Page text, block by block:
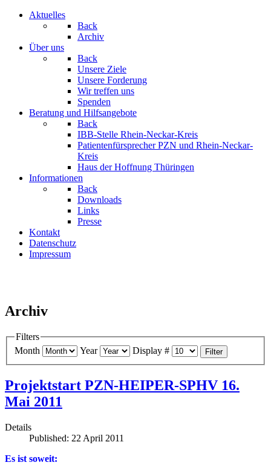
Aktuelles
Back
Archiv
Über uns
Back
Unsere Ziele
Unsere Forderung
Wir treffen uns
Spenden
Beratung und Hilfsangebote
Back
IBB-Stelle Rhein-Neckar-Kreis
Patientenfürsprecher PZN und Rhein-Neckar-
Kreis
Haus der Hoffnung Thüringen
Informationen
Back
Downloads
Links
Presse
Kontakt
Datenschutz
Impressum
Archiv
Filters
Month
Year Display # Filter
Projektstart PZN-HEIPER-SPHV 16.
Mai 2011
Details
Published: 22 April 2011
Es ist soweit: